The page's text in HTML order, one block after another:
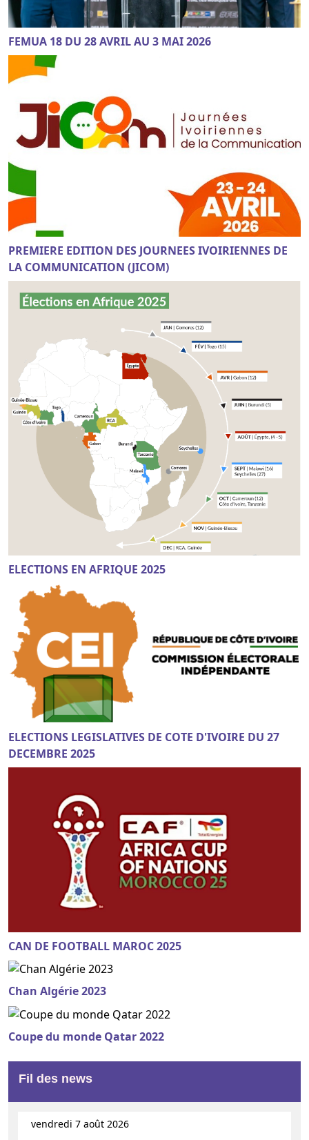
FEMUA 18 DU 28 AVRIL AU 3 MAI 2026
PREMIERE EDITION DES JOURNEES IVOIRIENNES DE
LA COMMUNICATION (JICOM)
ELECTIONS EN AFRIQUE 2025
ELECTIONS LEGISLATIVES DE COTE D'IVOIRE DU 27
DECEMBRE 2025
CAN DE FOOTBALL MAROC 2025
Chan Algérie 2023
Coupe du monde Qatar 2022
Fil des news
vendredi 7 août 2026